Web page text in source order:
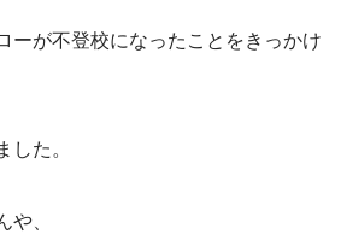
ーが不登校になったことをきっかけ
した。
や、